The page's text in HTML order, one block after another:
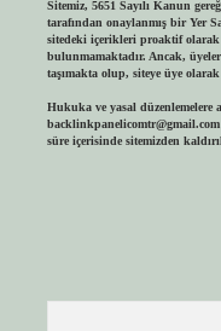
Sitemiz, 5651 Sayılı Kanun
tarafından onaylanmış bir Yer
sitedeki içerikleri proaktif olarak
bulunmamaktadır. Ancak,
taşımakta olup, siteye üye
Hukuka ve yasal
backlinkpanelicomtr@gmail.com
süre içerisinde sitemizden